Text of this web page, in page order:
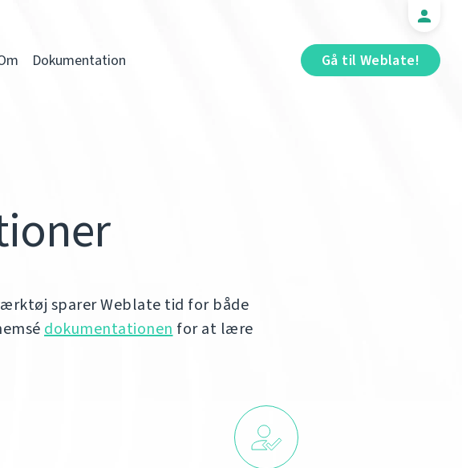
Gå til Weblate!
Dokumentation
sparer Weblate tid for både
dokumentationen for at lære